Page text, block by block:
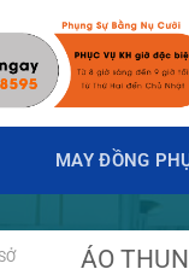
✓ Miễn phí thiết kế
MAY ĐỒNG
ÁO